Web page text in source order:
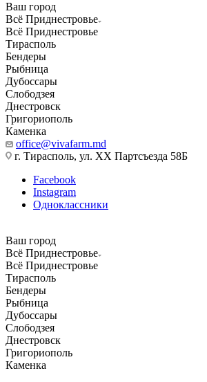
Ваш город
Всё Приднестровье
Всё Приднестровье
Тирасполь
Бендеры
Рыбница
Дубоссары
Слободзея
Днестровск
Григориополь
Каменка
office@vivafarm.md
г. Тирасполь, ул. ХХ Партсъезда 58Б
Facebook
Instagram
Одноклассники
Ваш город
Всё Приднестровье
Всё Приднестровье
Тирасполь
Бендеры
Рыбница
Дубоссары
Слободзея
Днестровск
Григориополь
Каменка